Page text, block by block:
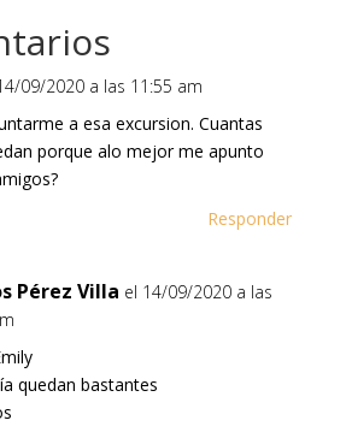
09/2020 a las 11:55 am
a esa excursion. Cuantas
porque alo mejor me apunto
Responder
Pérez Villa el 14/09/2020 a las
quedan bastantes